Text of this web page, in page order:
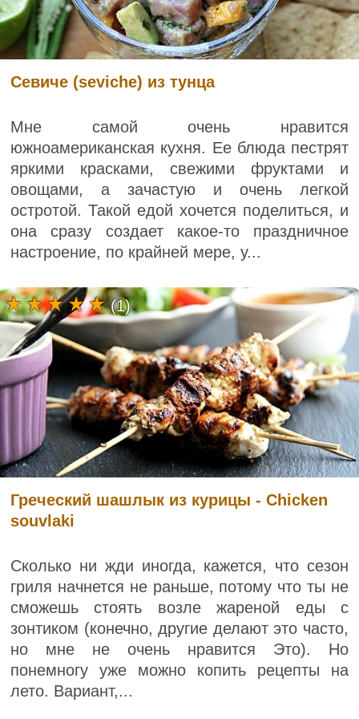
Севиче (seviche) из тунца
Мне самой очень нравится
южноамериканская кухня. Ее блюда пестрят
яркими красками, свежими фруктами и
овощами, а зачастую и очень легкой
остротой. Такой едой хочется поделиться, и
она сразу создает какое-то праздничное
настроение, по крайней мере, у...
Греческий шашлык из курицы - Chicken
souvlaki
Сколько ни жди иногда, кажется, что сезон
гриля начнется не раньше, потому что ты не
сможешь стоять возле жареной еды с
зонтиком (конечно, другие делают это часто,
но мне не очень нравится Это). Но
понемногу уже можно копить рецепты на
лето. Вариант,...
(1)